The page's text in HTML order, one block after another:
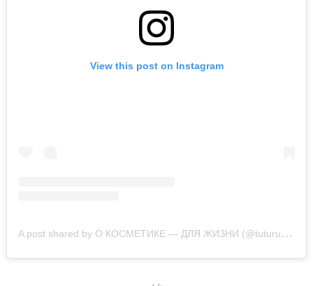
View this post on Instagram
A
post shared by О КОСМЕТИКЕ — ДЛЯ ЖИЗНИ (@tuturutu_webstudio)